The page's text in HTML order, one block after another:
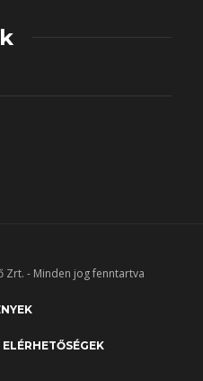
Zrt. - Minden jog fenntartva
ELÉRHETŐSÉGEK